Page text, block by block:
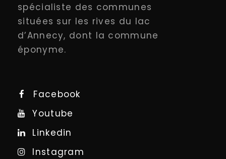
spécialiste des communes
situées sur les rives du lac
d’Annecy, dont la commune
éponyme.
Facebook
Youtube
Linkedin
Instagram